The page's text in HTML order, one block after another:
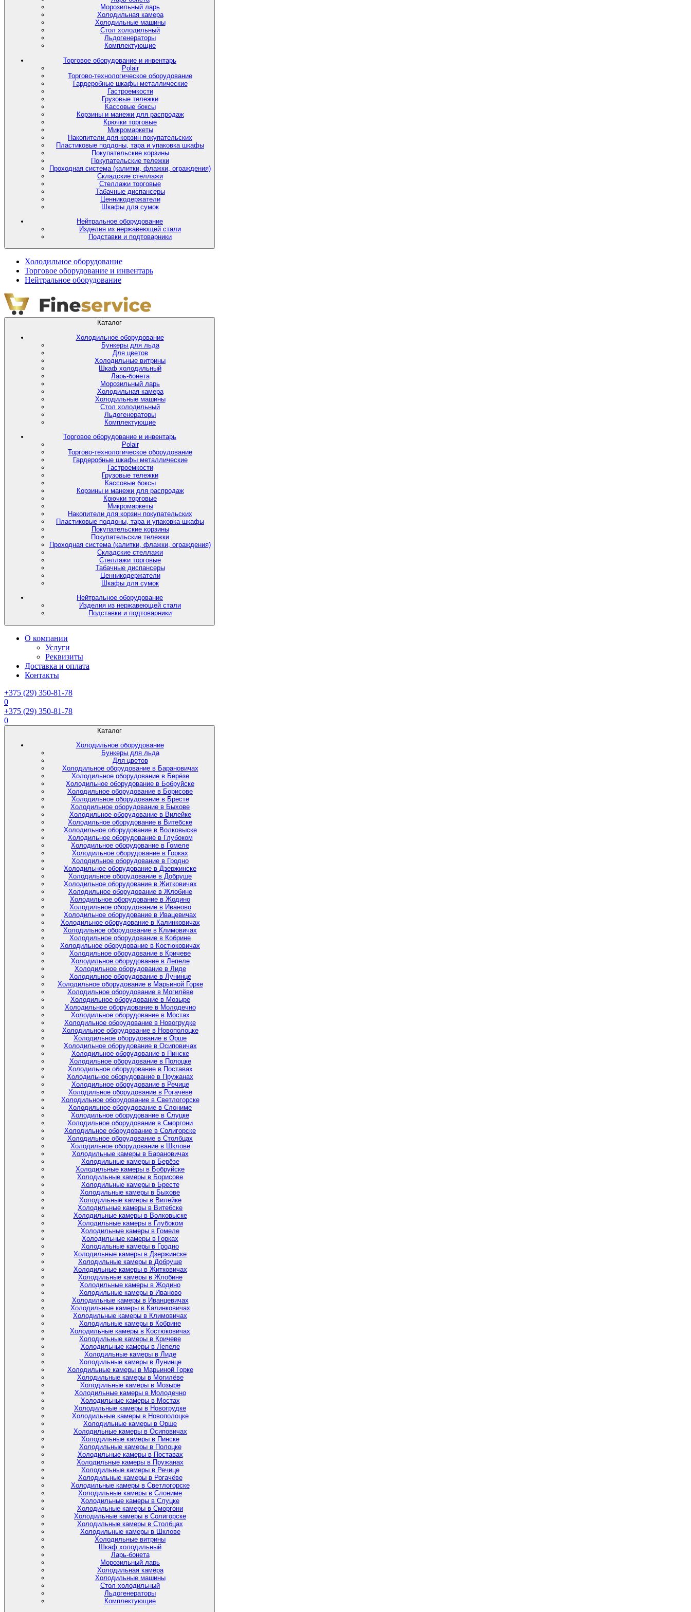
Морозильный ларь
Холодильная камера
Холодильные машины
Стол холодильный
Льдогенераторы
Комплектующие
Торговое оборудование и инвентарь
Polair
Торгово-технологическое оборудование
Гардеробные шкафы металлические
Гастроемкости
Грузовые тележки
Кассовые боксы
Корзины и манежи для распродаж
Крючки торговые
Микромаркеты
Накопители для корзин покупательских
Пластиковые поддоны, тара и упаковка шкафы
Покупательские корзины
Покупательские тележки
Проходная система (калитки, флажки, ограждения)
Складские стеллажи
Стеллажи торговые
Табачные диспансеры
Ценникодержатели
Шкафы для сумок
Нейтральное оборудование
Изделия из нержавеющей стали
Подставки и подтоварники
Холодильное оборудование
Торговое оборудование и инвентарь
Нейтральное оборудование
Каталог
Холодильное оборудование
Бункеры для льда
Для цветов
Холодильные витрины
Шкаф холодильный
Ларь-бонета
Морозильный ларь
Холодильная камера
Холодильные машины
Стол холодильный
Льдогенераторы
Комплектующие
Торговое оборудование и инвентарь
Polair
Торгово-технологическое оборудование
Гардеробные шкафы металлические
Гастроемкости
Грузовые тележки
Кассовые боксы
Корзины и манежи для распродаж
Крючки торговые
Микромаркеты
Накопители для корзин покупательских
Пластиковые поддоны, тара и упаковка шкафы
Покупательские корзины
Покупательские тележки
Проходная система (калитки, флажки, ограждения)
Складские стеллажи
Стеллажи торговые
Табачные диспансеры
Ценникодержатели
Шкафы для сумок
Нейтральное оборудование
Изделия из нержавеющей стали
Подставки и подтоварники
О компании
Услуги
Реквизиты
Доставка и оплата
Контакты
+375 (29) 350-81-78
0
+375 (29) 350-81-78
0
Каталог
Холодильное оборудование
Бункеры для льда
Для цветов
Холодильное оборудование в Барановичах
Холодильное оборудование в Берёзе
Холодильное оборудование в Бобруйске
Холодильное оборудование в Борисове
Холодильное оборудование в Бресте
Холодильное оборудование в Быхове
Холодильное оборудование в Вилейке
Холодильное оборудование в Витебске
Холодильное оборудование в Волковыске
Холодильное оборудование в Глубоком
Холодильное оборудование в Гомеле
Холодильное оборудование в Горках
Холодильное оборудование в Гродно
Холодильное оборудование в Дзержинске
Холодильное оборудование в Добруше
Холодильное оборудование в Житковичах
Холодильное оборудование в Жлобине
Холодильное оборудование в Жодино
Холодильное оборудование в Иваново
Холодильное оборудование в Ивацевичах
Холодильное оборудование в Калинковичах
Холодильное оборудование в Климовичах
Холодильное оборудование в Кобрине
Холодильное оборудование в Костюковичах
Холодильное оборудование в Кричеве
Холодильное оборудование в Лепеле
Холодильное оборудование в Лиде
Холодильное оборудование в Лунинце
Холодильное оборудование в Марьиной Горке
Холодильное оборудование в Могилёве
Холодильное оборудование в Мозыре
Холодильное оборудование в Молодечно
Холодильное оборудование в Мостах
Холодильное оборудование в Новогрудке
Холодильное оборудование в Новополоцке
Холодильное оборудование в Орше
Холодильное оборудование в Осиповичах
Холодильное оборудование в Пинске
Холодильное оборудование в Полоцке
Холодильное оборудование в Поставах
Холодильное оборудование в Пружанах
Холодильное оборудование в Речице
Холодильное оборудование в Рогачёве
Холодильное оборудование в Светлогорске
Холодильное оборудование в Слониме
Холодильное оборудование в Слуцке
Холодильное оборудование в Сморгони
Холодильное оборудование в Солигорске
Холодильное оборудование в Столбцах
Холодильное оборудование в Шклове
Холодильные камеры в Барановичах
Холодильные камеры в Берёзе
Холодильные камеры в Бобруйске
Холодильные камеры в Борисове
Холодильные камеры в Бресте
Холодильные камеры в Быхове
Холодильные камеры в Вилейке
Холодильные камеры в Витебске
Холодильные камеры в Волковыске
Холодильные камеры в Глубоком
Холодильные камеры в Гомеле
Холодильные камеры в Горках
Холодильные камеры в Гродно
Холодильные камеры в Дзержинске
Холодильные камеры в Добруше
Холодильные камеры в Житковичах
Холодильные камеры в Жлобине
Холодильные камеры в Жодино
Холодильные камеры в Иваново
Холодильные камеры в Иванцевичах
Холодильные камеры в Калинковичах
Холодильные камеры в Климовичах
Холодильные камеры в Кобрине
Холодильные камеры в Костюковичах
Холодильные камеры в Кричеве
Холодильные камеры в Лепеле
Холодильные камеры в Лиде
Холодильные камеры в Лунинце
Холодильные камеры в Марьиной Горке
Холодильные камеры в Могилёве
Холодильные камеры в Мозыре
Холодильные камеры в Молодечно
Холодильные камеры в Мостах
Холодильные камеры в Новогрудке
Холодильные камеры в Новополоцке
Холодильные камеры в Орше
Холодильные камеры в Осиповичах
Холодильные камеры в Пинске
Холодильные камеры в Полоцке
Холодильные камеры в Поставах
Холодильные камеры в Пружанах
Холодильные камеры в Речице
Холодильные камеры в Рогачёве
Холодильные камеры в Светлогорске
Холодильные камеры в Слониме
Холодильные камеры в Слуцке
Холодильные камеры в Сморгони
Холодильные камеры в Солигорске
Холодильные камеры в Столбцах
Холодильные камеры в Шклове
Холодильные витрины
Шкаф холодильный
Ларь-бонета
Морозильный ларь
Холодильная камера
Холодильные машины
Стол холодильный
Льдогенераторы
Комплектующие